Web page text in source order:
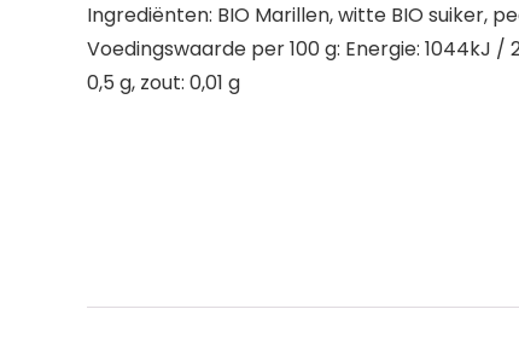
Ingrediënten: BIO Marillen, witte BIO suiker,
Voedingswaarde per 100 g: Energie: 1044kJ
0,5 g, zout: 0,01 g